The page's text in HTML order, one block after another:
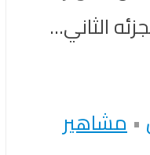
الثاني...
•مشاهير